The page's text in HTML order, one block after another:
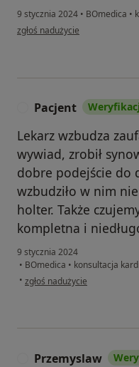
9 stycznia 2024 • BOmedica •
w opinii użytkownika NS
zgłoś nadużycie
Pacjent
Lekarz wzbudza
wywiad, zrobił
dobre podejście do
wzbudziło w nim
holter. Także
kompletna i
9 stycznia 2024
• BOmedica • konsultacja
• w opinii użytkownika Pacjent
zgłoś nadużycie
Przemyslaw